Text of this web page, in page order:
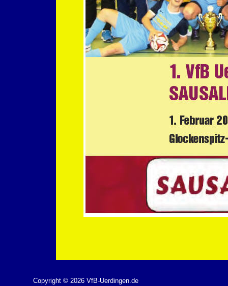
Copyright © 2026 VfB-Uerdingen.de